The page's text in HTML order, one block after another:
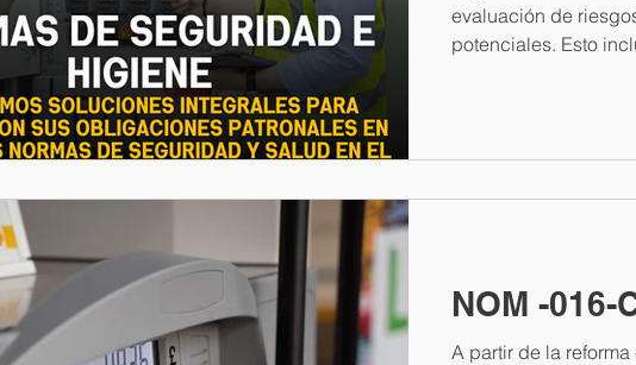
evaluación de
potenciales. Esto
NOM -016-
A partir de la